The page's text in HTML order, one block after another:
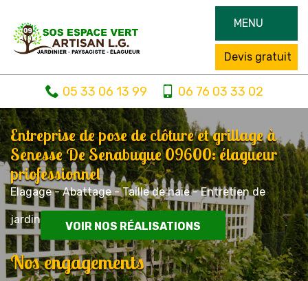
MENU
Devis gratuit
05 33 06 13 99 06 76 03 33 02
Entreprise de pose de clôture et grillage à
Senesse De Senabugue 09600: élagueur
priofessionnel
Elagage - Abattage - Taille de haie - Entretien de
jardin
VOIR NOS RÉALISATIONS
Nos engagements